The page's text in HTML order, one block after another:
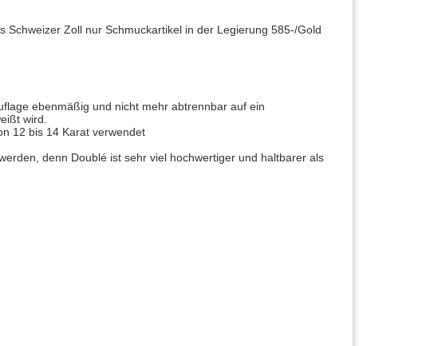
Zoll nur Schmuckartikel in der Legierung 585-/Gold
ebenmäßig und nicht mehr abtrennbar auf ein
wird.
12 bis 14 Karat verwendet
denn Doublé ist sehr viel hochwertiger und haltbarer als